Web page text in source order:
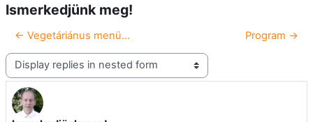
Ismerkedjünk meg!
← Vegetáriánus menü... Program →
Display mode